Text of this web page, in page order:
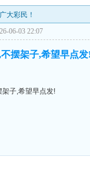
大彩民！
06-03 22:07
摆架子,希望早点
架子,希望早点发!